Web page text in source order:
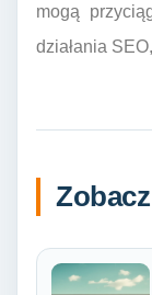
mogą
działania